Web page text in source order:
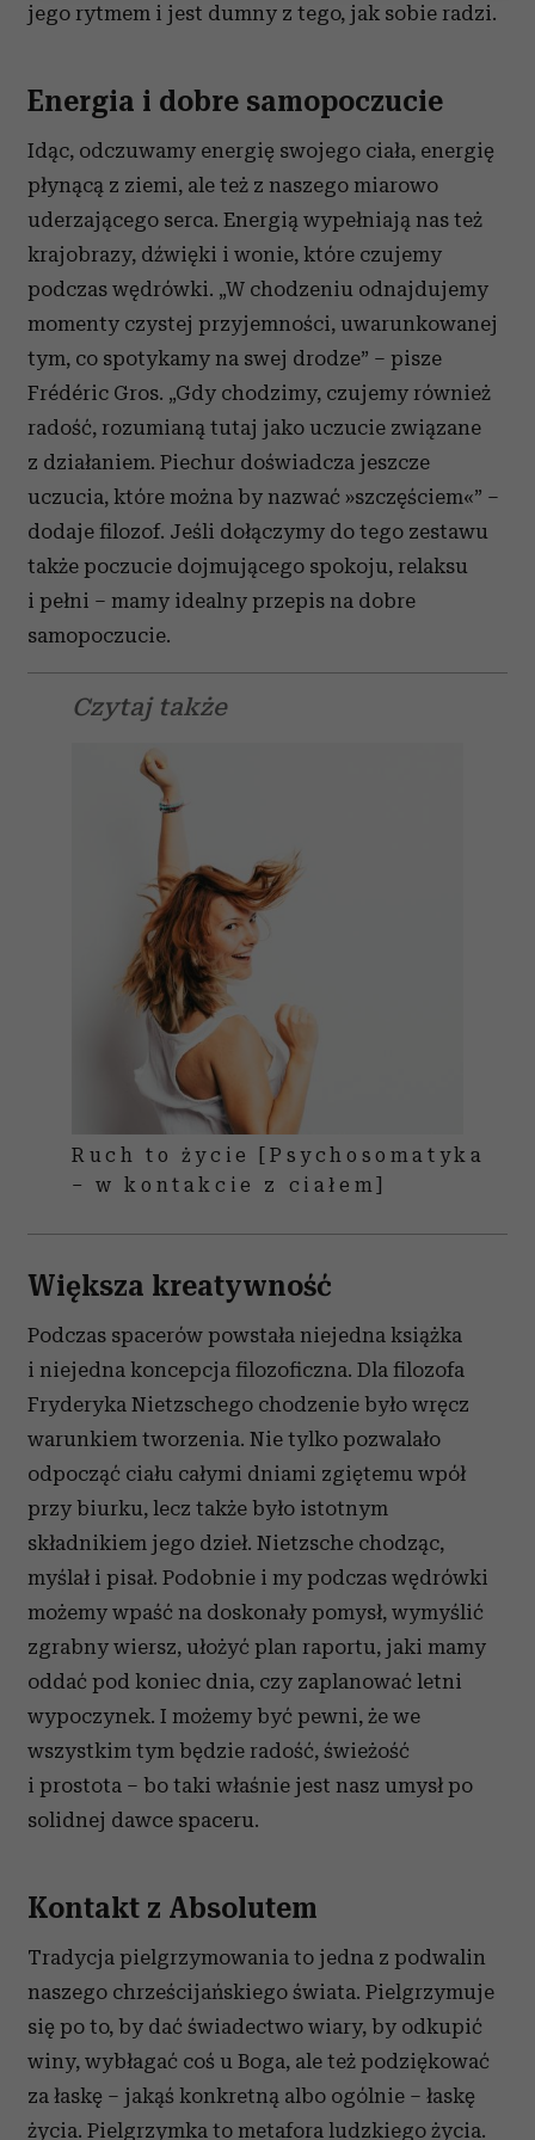
Wykorzystujemy pliki cookie do spersonalizowania treści
korzystasz z naszej witryny, udostępniamy partnerom
Partnerzy mogą połączyć te informacje z innymi danymi
otrzymanymi od Ciebie lub uzyskanymi podczas
korzystania z ich usług.
jego rytmem i jest dumny z tego, jak sobie radzi.
Energia i dobre samopoczucie
Idąc, odczuwamy energię swojego ciała, energię
płynącą z ziemi, ale też z naszego miarowo
uderzającego serca. Energią wypełniają nas też
krajobrazy, dźwięki i wonie, które czujemy
podczas wędrówki. „W chodzeniu odnajdujemy
momenty czystej przyjemności, uwarunkowanej
tym, co spotykamy na swej drodze” – pisze
Frédéric Gros. „Gdy chodzimy, czujemy również
radość, rozumianą tutaj jako uczucie związane
z działaniem. Piechur doświadcza jeszcze
uczucia, które można by nazwać »szczęściem«” –
dodaje filozof. Jeśli dołączymy do tego zestawu
także poczucie dojmującego spokoju, relaksu
i pełni – mamy idealny przepis na dobre
samopoczucie.
Czytaj także
Ruch to życie [Psychosomatyka
– w kontakcie z ciałem]
Większa kreatywność
Podczas spacerów powstała niejedna książka
i niejedna koncepcja filozoficzna. Dla filozofa
Fryderyka Nietzschego chodzenie było wręcz
warunkiem tworzenia. Nie tylko pozwalało
odpocząć ciału całymi dniami zgiętemu wpół
przy biurku, lecz także było istotnym
składnikiem jego dzieł. Nietzsche chodząc,
myślał i pisał. Podobnie i my podczas wędrówki
możemy wpaść na doskonały pomysł, wymyślić
zgrabny wiersz, ułożyć plan raportu, jaki mamy
oddać pod koniec dnia, czy zaplanować letni
wypoczynek. I możemy być pewni, że we
wszystkim tym będzie radość, świeżość
i prostota – bo taki właśnie jest nasz umysł po
solidnej dawce spaceru.
Kontakt z Absolutem
Tradycja pielgrzymowania to jedna z podwalin
naszego chrześcijańskiego świata. Pielgrzymuje
się po to, by dać świadectwo wiary, by odkupić
winy, wybłagać coś u Boga, ale też podziękować
za łaskę – jakąś konkretną albo ogólnie – łaskę
życia. Pielgrzymka to metafora ludzkiego życia.